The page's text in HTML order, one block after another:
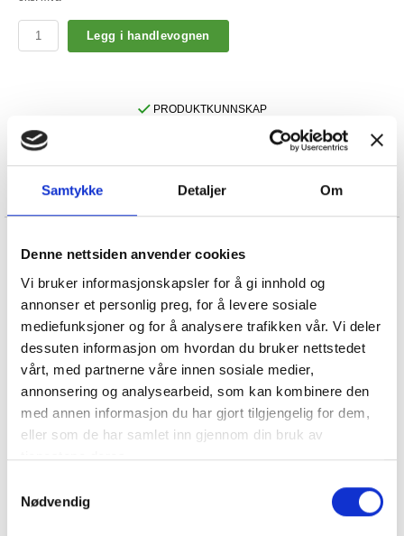
Samtykke Detaljer Om
Denne nettsiden anvender cookies
Vi bruker informasjonskapsler for å gi innhold og
annonser et personlig preg, for å levere sosiale
mediefunksjoner og for å analysere trafikken vår. Vi deler
dessuten informasjon om hvordan du bruker nettstedet
vårt, med partnerne våre innen sosiale medier,
annonsering og analysearbeid, som kan kombinere den
med annen informasjon du har gjort tilgjengelig for dem,
eller som de har samlet inn gjennom din bruk av
tjenestene deres.
Nødvendig
Legg i handlevognen
PRODUKTKUNNSKAP
RASK LEVERING
BESKRIVELSE
DW Pro2 er et tosidig DECT hodesett PC ( soft phone). Det er
brukervennlig , komfortabel og det elegante designet fokuserer
på komfort og effektivitet.
Med lang rekkevidde vil det gjøre deg i stand til å bevege seg
fritt rundt på kontoret uten ledninger som holder deg tilbake.
ActiveGard beskytter deg mot akustisk sjokk.
Du vil kunne nyte behagelige samtaler hele dagen.
• Wireless Hodesett (DECT)